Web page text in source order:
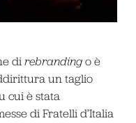
di rebrandingo è
un taglio
cui è stata
di Fratelli d’Italia